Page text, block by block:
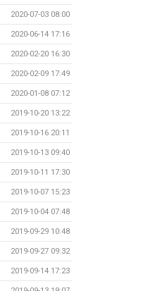
2020-07-03 08:00
2020-06-14 17:16
2020-02-20 16:30
2020-02-09 17:49
2020-01-08 07:12
2019-10-20 13:22
2019-10-16 20:11
2019-10-13 09:40
2019-10-11 17:30
2019-10-07 15:23
2019-10-04 07:48
2019-09-29 10:48
2019-09-27 09:32
2019-09-14 17:23